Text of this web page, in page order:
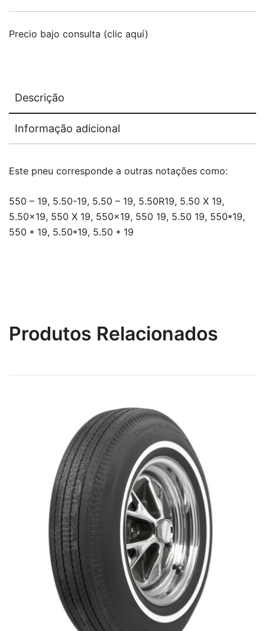
Precio bajo consulta (clic aquí)
Descrição
Informação adicional
Este pneu corresponde a outras notações como:
550 – 19, 5.50-19, 5.50 – 19, 5.50R19, 5.50 X 19,
5.50×19, 550 X 19, 550×19, 550 19, 5.50 19, 550*19,
550 * 19, 5.50*19, 5.50 * 19
Produtos Relacionados